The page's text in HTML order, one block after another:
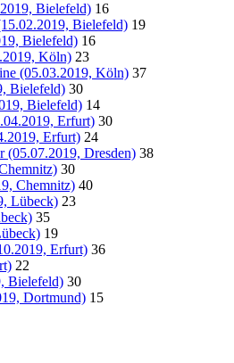
Bielefeld) 16
Bielefeld) 19
Bielefeld) 16
Köln) 23
(05.03.2019, Köln) 37
Bielefeld) 30
Bielefeld) 14
Erfurt) 30
Erfurt) 24
(05.07.2019, Dresden) 38
30
Chemnitz) 40
Lübeck) 23
35
19
Erfurt) 36
22
Bielefeld) 30
Dortmund) 15